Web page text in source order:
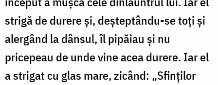
strigă de durere și, deșteptându-se toți și
alergând la dânsul, îl pipăiau și nu
pricepeau de unde vine acea durere. Iar el
a strigat cu glas mare, zicând: „Sfinților